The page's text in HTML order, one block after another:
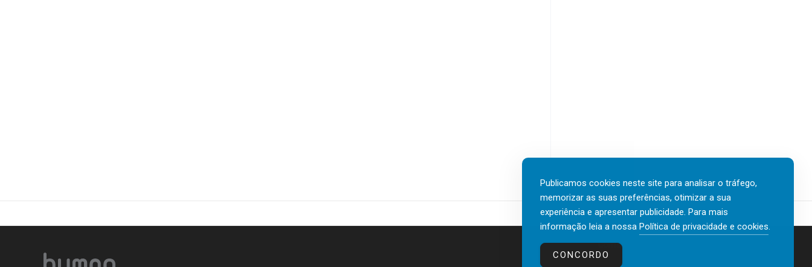
Contactos
Publicamos cookies neste site para analisar o tráfego,
memorizar as suas preferências, otimizar a sua
experiência e apresentar publicidade. Para mais
informação leia a nossa Política de privacidade e cookies.
CONCORDO